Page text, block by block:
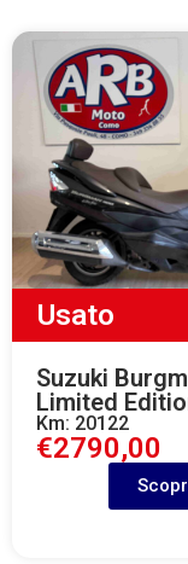
Usato
Suzuki
Limited
Km: 20122
€2790,00